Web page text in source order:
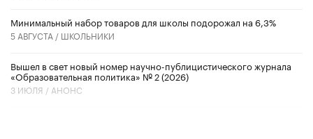
Минимальный набор товаров для школы подорожал на 6,3%
5 АВГУСТА / ШКОЛЬНИКИ
Вышел в свет новый номер научно-публицистического журнала
«Образовательная политика» № 2 (2026)
3 ИЮЛЯ / АНОНС